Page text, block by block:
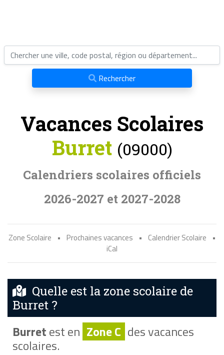
Rechercher
Vacances Scolaires
Burret (09000)
Calendriers scolaires officiels
2026-2027 et 2027-2028
Zone Scolaire • Prochaines vacances • Calendrier Scolaire
•
iCal
Quelle est la zone scolaire de
Burret ?
Burretest en Zone C des vacances
scolaires.